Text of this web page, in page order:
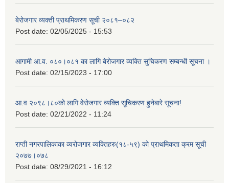
बेरोजगार व्यक्ती प्राथमिकरण सूची २०८१–०८२
Post date: 02/05/2025 - 15:53
आगामी आ.व. ०८०।०८१ का लागि बेरोजगार व्यक्ति सुचिकरण सम्बन्धी सूचना ।
Post date: 02/15/2023 - 17:00
आ.व २०९८।८०को लागि वेरोजगार व्यक्ति सूचिकरण हुनेबारे सूचना!
Post date: 02/21/2022 - 11:24
राप्ती नगरपालिकाका व्यरोजगार व्यक्तिहरु(१८-५९) को प्राथमिकता क्रम सूची
२०७७।०७८
Post date: 08/29/2021 - 16:12